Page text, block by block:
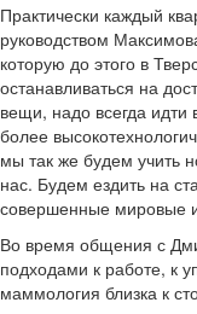
Практически каждый
руководством
которую до этого в
останавливаться на
вещи, надо всегда
более
мы так же будем учить
нас. Будем ездить на
совершенные мировые
Во время общения с
подходами к работе, к
маммология близка к